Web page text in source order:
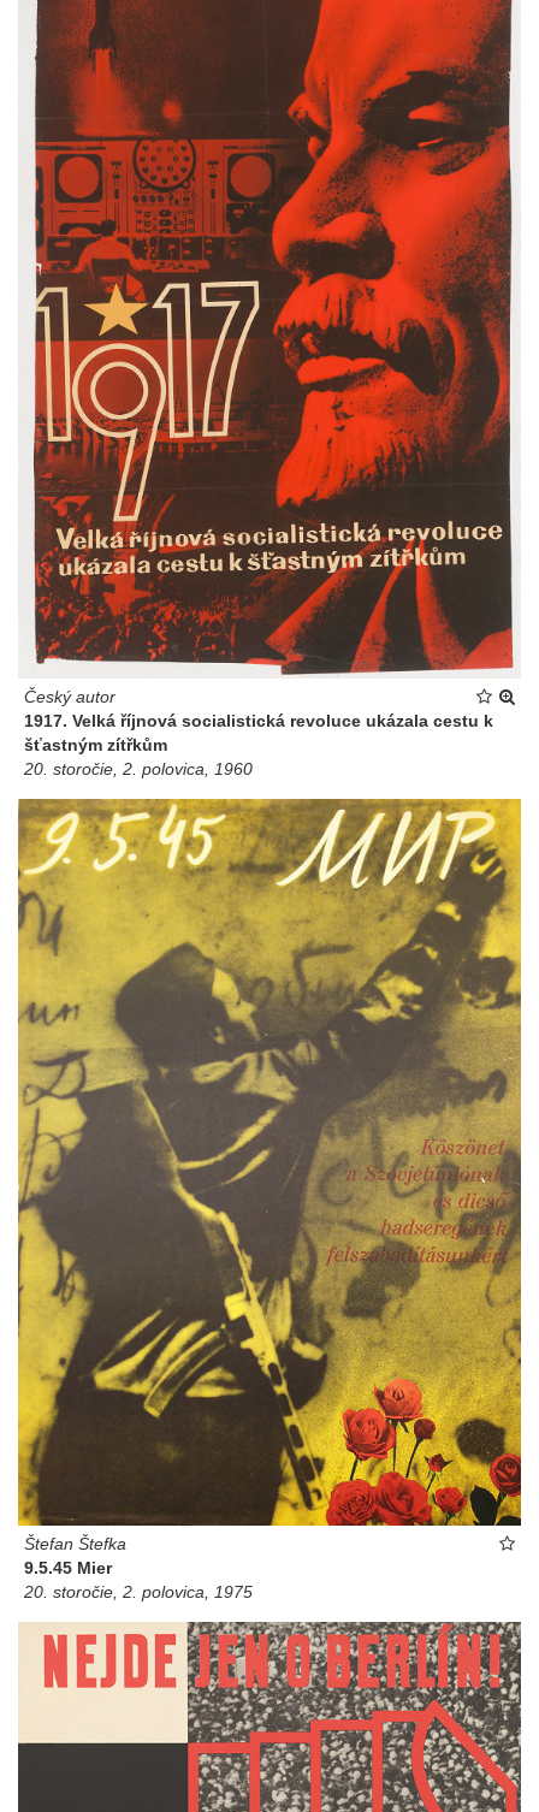
Český autor
1917. Velká říjnová socialistická revoluce ukázala cestu k
šťastným zítřkům
20. storočie, 2. polovica, 1960
Štefan Štefka
9.5.45 Mier
20. storočie, 2. polovica, 1975